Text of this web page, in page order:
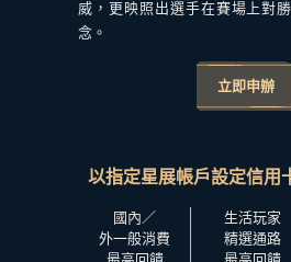
威，更映照出選手在賽場上對
念。
立即申辦
以指定星展帳戶設定信用
國內／
外一般消費
生活玩家
精選通路